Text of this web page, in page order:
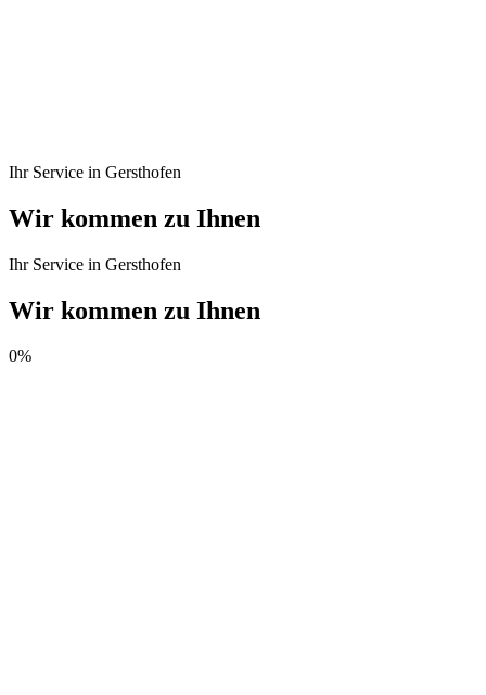
Ihr Service in Gersthofen
Wir kommen zu Ihnen
Ihr Service in Gersthofen
Wir kommen zu Ihnen
0%